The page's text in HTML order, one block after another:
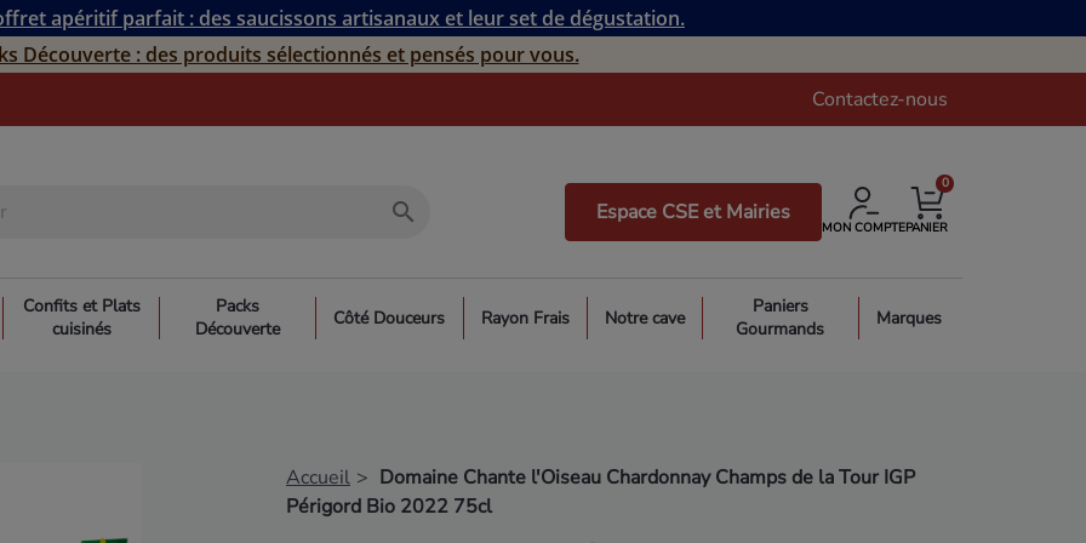
apéritif parfait : des saucissons artisanaux et leur set de dégustation.
Découverte : des produits sélectionnés et pensés pour vous.
Contactez-nous
search Espace CSE et Mairies
MON COMPTEPANIER
0
Confits et Plats
cuisinés
Packs
Découverte
Côté Douceurs Rayon Frais Notre cave
Paniers
Gourmands
Marques
Accueil
Domaine Chante l'Oiseau Chardonnay Champs de la Tour IGP
Périgord Bio 2022 75cl